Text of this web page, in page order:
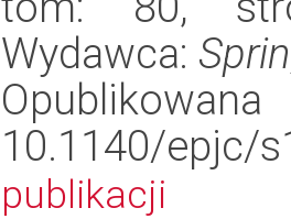
Wydawca:
Opublikowana
10.1140/
publikacji